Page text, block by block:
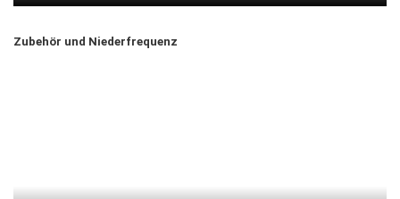
Zubehör und Niederfrequenz